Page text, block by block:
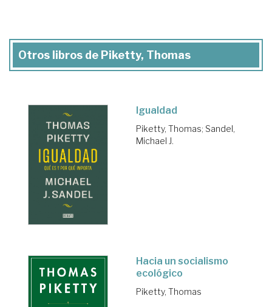
Otros libros de Piketty, Thomas
Igualdad
Piketty, Thomas; Sandel,
Michael J.
Hacia un socialismo
ecológico
Piketty, Thomas